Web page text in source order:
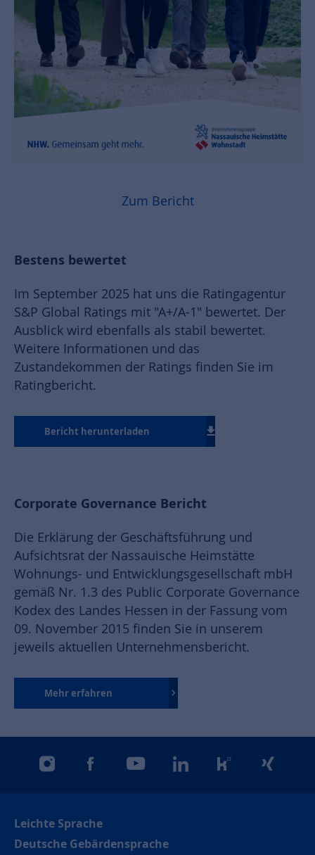
Zum Bericht
Bestens bewertet
Im September 2025 hat uns die Ratingagentur
S&P Global Ratings mit "A+/A-1" bewertet. Der
Ausblick wird ebenfalls als stabil bewertet.
Weitere Informationen und das
Zustandekommen der Ratings finden Sie im
Ratingbericht.
Bericht herunterladen
Corporate Governance Bericht
Die Erklärung der Geschäftsführung und
Aufsichtsrat der Nassauische Heimstätte
Wohnungs- und Entwicklungsgesellschaft mbH
gemäß Nr. 1.3 des Public Corporate Governance
Kodex des Landes Hessen in der Fassung vom
09. November 2015 finden Sie in unserem
jeweils aktuellen Unternehmensbericht.
Mehr erfahren
instagramfacebookyoutubelinkedinkununuxing
Leichte Sprache
Deutsche Gebärdensprache